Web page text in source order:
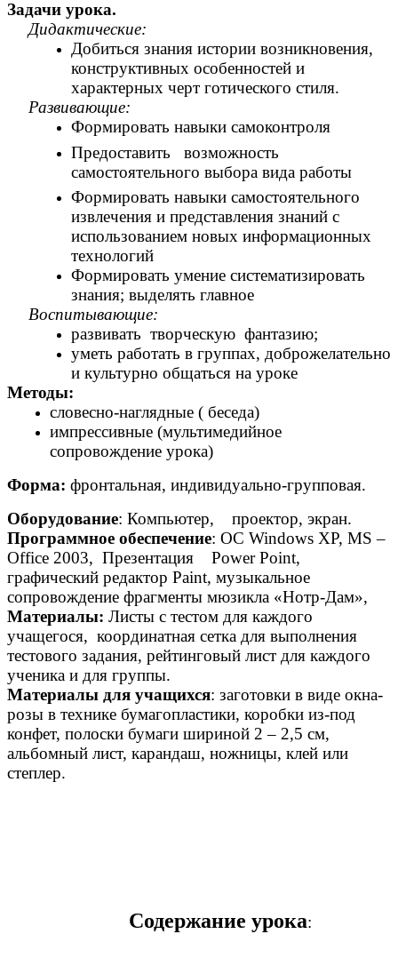
Задачи урока.
Дидактические:
Добиться знания истории возникновения,
конструктивных особенностей и
характерных черт готического стиля.
Развивающие:
Формировать навыки самоконтроля
Предоставить возможность
самостоятельного выбора вида работы
Формировать навыки самостоятельного
извлечения и представления знаний с
использованием новых информационных
технологий
Формировать умение систематизировать
знания; выделять главное
Воспитывающие:
развивать творческую фантазию;
уметь работать в группах, доброжелательно
и культурно общаться на уроке
Методы:
словесно-наглядные ( беседа)
импрессивные (мультимедийное
сопровождение урока)
Форма: фронтальная, индивидуально-групповая.
Оборудование: Компьютер, проектор, экран.
Программное обеспечение: ОС Windows XP, MS –
Office 2003, Презентация Power Point,
графический редактор Paint, музыкальное
сопровождение фрагменты мюзикла «Нотр-Дам»,
Материалы: Листы с тестом для каждого
учащегося, координатная сетка для выполнения
тестового задания, рейтинговый лист для каждого
ученика и для группы.
Материалы для учащихся: заготовки в виде окна-
розы в технике бумагопластики, коробки из-под
конфет, полоски бумаги шириной 2 – 2,5 см,
альбомный лист, карандаш, ножницы, клей или
степлер.
Содержание урока: